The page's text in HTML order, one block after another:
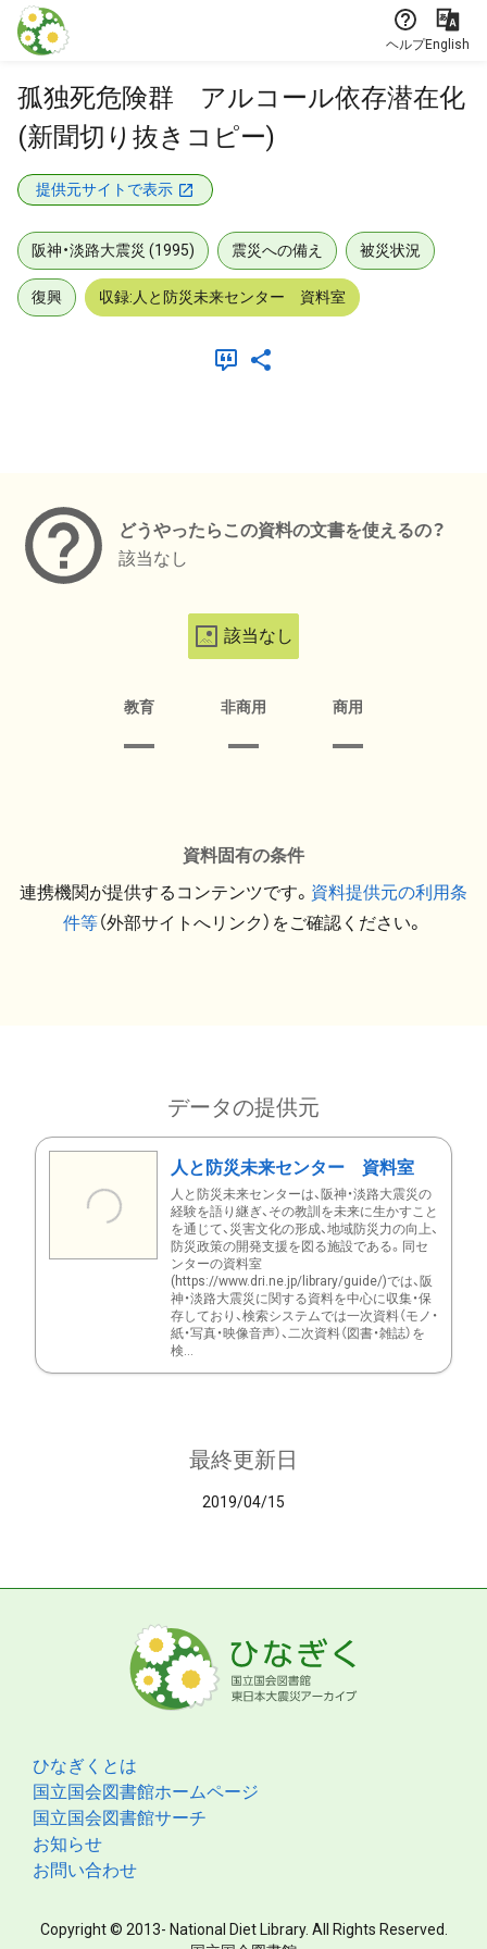
本文に飛ぶ
ヘルプEnglish
孤独死危険群 アルコール依存潜在化
(新聞切り抜きコピー)
提供元サイトで表示
阪神・淡路大震災 (1995) 震災への備え 被災状況
復興 収録:人と防災未来センター 資料室
どうやったらこの資料の文書を使えるの？
該当なし
該当なし
教育 非商用 商用
資料固有の条件
連携機関が提供するコンテンツです。 資料提供元の利用条
件等（外部サイトへリンク）をご確認ください。
データの提供元
人と防災未来センター 資料室
人と防災未来センターは、阪神・淡路大震災の
経験を語り継ぎ、その教訓を未来に生かすこと
を通じて、災害文化の形成、地域防災力の向上、
防災政策の開発支援を図る施設である。同セ
ンターの資料室
(https://www.dri.ne.jp/library/guide/)では、阪
神・淡路大震災に関する資料を中心に収集・保
存しており、検索システムでは一次資料（モノ・
紙・写真・映像音声）、二次資料（図書・雑誌）を
検...
最終更新日
2019/04/15
ひなぎくとは
国立国会図書館ホームページ
国立国会図書館サーチ
お知らせ
お問い合わせ
Copyright © 2013- National Diet Library. All Rights Reserved.